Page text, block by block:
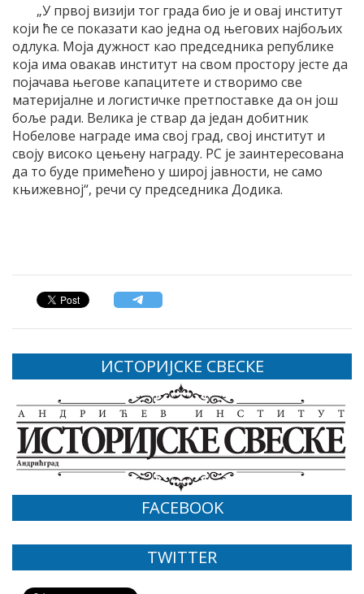
„У првој визији тог града био је и овај институт
који ће се показати као једна од његових најбољих
одлука. Моја дужност као председника републике
која има овакав институт на свом простору јесте да
појачава његове капацитете и створимо све
материјалне и логистичке претпоставке да он још
боље ради. Велика је ствар да један добитник
Нобелове награде има свој град, свој институт и
своју високо цењену награду. РС је заинтересована
да то буде примећено у широј јавности, не само
књижевној“, речи су председника Додика.
ИСТОРИЈСКЕ СВЕСКЕ
FACEBOOK
TWITTER